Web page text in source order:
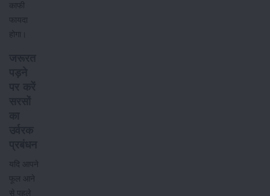
काफी
फायदा
होगा।
यदि आपने
फूल आने
से पहले